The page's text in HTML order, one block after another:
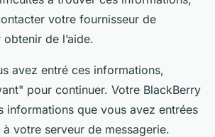
votre fournisseur de
de l’aide.
avez entré ces informations,
pour continuer. Votre BlackBerry
informations que vous avez entrées
votre serveur de messagerie.